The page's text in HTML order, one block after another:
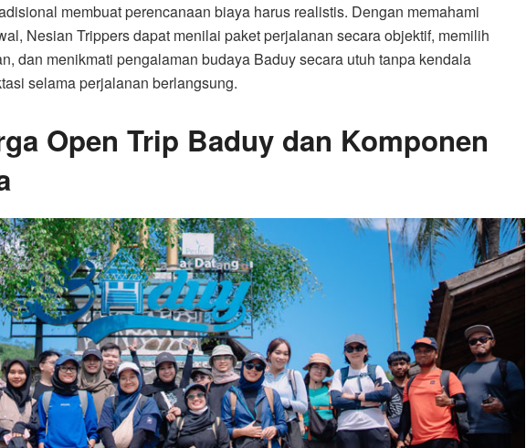
membuat perencanaan biaya harus realistis. Dengan memahami
Nesian Trippers dapat menilai paket perjalanan secara objektif, memilih
dan menikmati pengalaman budaya Baduy secara utuh tanpa kendala
selama perjalanan berlangsung.
Open Trip Baduy dan Komponen